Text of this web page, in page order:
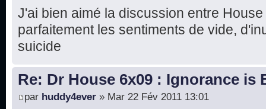
J'ai bien aimé la discussion entre
parfaitement les sentiments de vide,
suicide
Re: Dr House 6x09 : Ignorance is
par huddy4ever » Mar 22 Fév 2011 13:01